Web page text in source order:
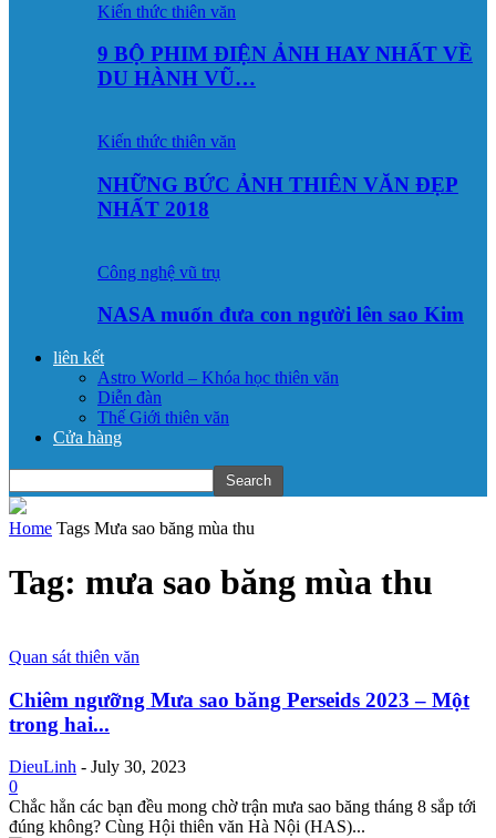
Kiến thức thiên văn
9 BỘ PHIM ĐIỆN ẢNH HAY NHẤT VỀ
DU HÀNH VŨ…
Kiến thức thiên văn
NHỮNG BỨC ẢNH THIÊN VĂN ĐẸP
NHẤT 2018
Công nghệ vũ trụ
NASA muốn đưa con người lên sao Kim
liên kết
Astro World – Khóa học thiên văn
Diễn đàn
Thế Giới thiên văn
Cửa hàng
Home Tags Mưa sao băng mùa thu
Tag: mưa sao băng mùa thu
Quan sát thiên văn
Chiêm ngưỡng Mưa sao băng Perseids 2023 – Một
trong hai...
DieuLinh - July 30, 2023
0
Chắc hẳn các bạn đều mong chờ trận mưa sao băng tháng 8 sắp tới
đúng không? Cùng Hội thiên văn Hà Nội (HAS)...